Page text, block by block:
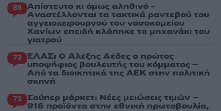
85 Απίστευτο κι όμως αληθινό -
Aναστέλλονται τα τακτικά ραντεβού του
αγγειοχειρουργού του νοσοκομείου
Χανίων επειδή κλάπηκε το μηχανάκι του
γιατρού
73 ΕΛΑΣ: Ο Αλέξης Δέδες ο πρώτος
υποψήφιος βουλευτής του κόμματος –
Από τα διοικητικά της ΑΕΚ στην πολιτική
σκηνή
73 Σούπερ μάρκετ: Νέες μειώσεις τιμών –
916 προϊόντα στην εθνική πρωτοβουλία,